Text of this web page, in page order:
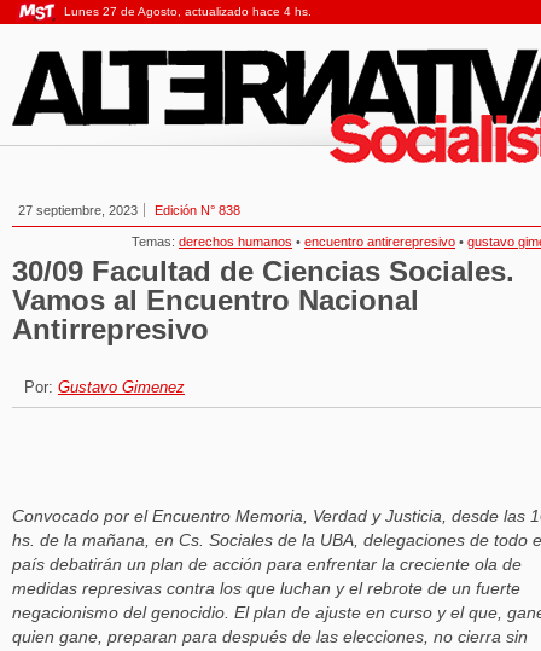
Lunes 27 de Agosto, actualizado hace 4 hs.
27 septiembre, 2023 Edición N° 838
Temas: derechos humanos • encuentro antirerepresivo • gustavo
30/09 Facultad de Ciencias Sociales.
Vamos al Encuentro Nacional
Antirrepresivo
Por: Gustavo Gimenez
Convocado por el Encuentro Memoria, Verdad y Justicia, desde las
hs. de la mañana, en Cs. Sociales de la UBA, delegaciones de todo
país debatirán un plan de acción para enfrentar la creciente ola de
medidas represivas contra los que luchan y el rebrote de un fuerte
negacionismo del genocidio. El plan de ajuste en curso y el que,
quien gane, preparan para después de las elecciones, no cierra sin